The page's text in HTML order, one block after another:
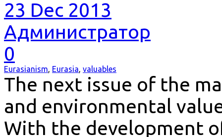
23 Dec 2013
Администратор
0
Eurasianism Eurasia valuables
The next issue of the
and environmental
With the development